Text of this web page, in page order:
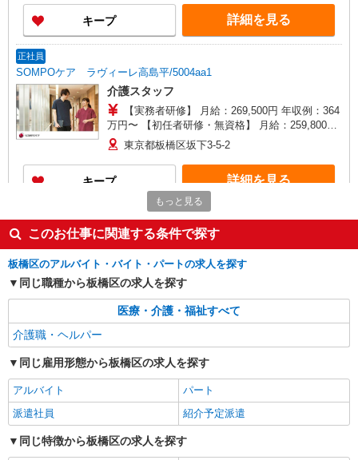
当（月平均5回分）等、毎月平均的に支払われる手
当を含みます。 ※居住支援特別手当は勤続5年目
までの方はさらに1万円支給（再入社は除く） ◎
間外手当支給（超過1分〜）
キープ 詳細を見る
正社員
SOMPOケア ラヴィーレ高島平/5004aa1
介護スタッフ
【実務者研修】 月給：269,500円 年収例：364
万円〜 【初任者研修・無資格】 月給：259,800円
年収例：351万円〜 ※職務手当、（東京都）居住
支援特別手当、日祝手当（月平均2回分）、夜勤手
当（月平均5回分）等、毎月平均的に支払われる手
当を含みます。 ※居住支援特別手当は勤続5年目
までの方はさらに1万円支給（再入社は除く） ◎
賞与：基本給2.08ヶ月分/年支給 ◎残業時は別途時
間外手当支給（超過1分〜）
東京都板橋区坂下3-5-2
キープ 詳細を見る
そんぽの家 板橋三園/1009aa1
介護スタッフ
【実務者研修】 月給：269,500円 年収例：364
万円〜 【初任者研修・無資格】 月給：259,800円
年収例：351万円〜 ※職務手当、（東京都）居住
支援特別手当、日祝手当（月平均2回分）、夜勤手
までの方はさらに1万円支給（再入社は除く） ◎
賞与：基本給2.08ヶ月分/年支給 ◎残業時は別途時
間外手当支給（超過1分〜）
東京都板橋区三園2丁目12-14
キープ
正社員
SOMPOケア ラヴィーレ光が丘公園/5007aa1
万円〜 ※下記毎月平均的に支払われる手当を含み
もっと見る
このお仕事に関連する条件で探す
板橋区のアルバイト・バイト・パートの求人を探す
同じ職種から板橋区の求人を探す
医療・介護・福祉すべて
介護職・ヘルパー
同じ雇用形態から板橋区の求人を探す
アルバイト
パート
派遣社員
紹介予定派遣
同じ特徴から板橋区の求人を探す